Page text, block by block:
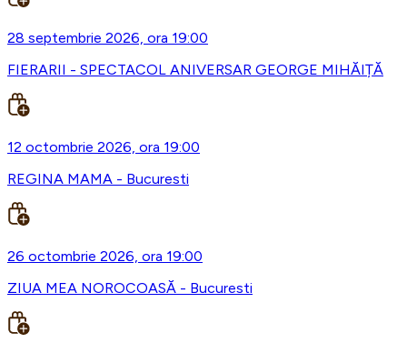
28 septembrie 2026, ora 19:00
FIERARII - SPECTACOL ANIVERSAR GEORGE MIHĂIȚĂ
12 octombrie 2026, ora 19:00
REGINA MAMA - Bucuresti
26 octombrie 2026, ora 19:00
ZIUA MEA NOROCOASĂ - Bucuresti